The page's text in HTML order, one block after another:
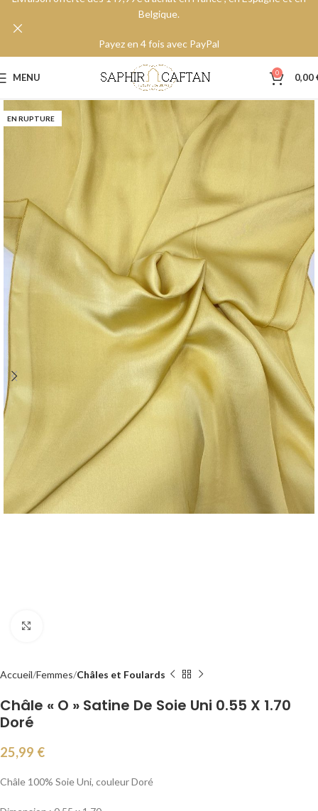
MENU 0 0,00
EN RUPTURE
Accueil Femmes Châles et Foulards
Châle « O » Satine De Soie Uni 0.55 X 1.70
Doré
25,99 €
Châle 100% Soie Uni, couleur Doré
Belgique.
Payez en 4 fois avec PayPal